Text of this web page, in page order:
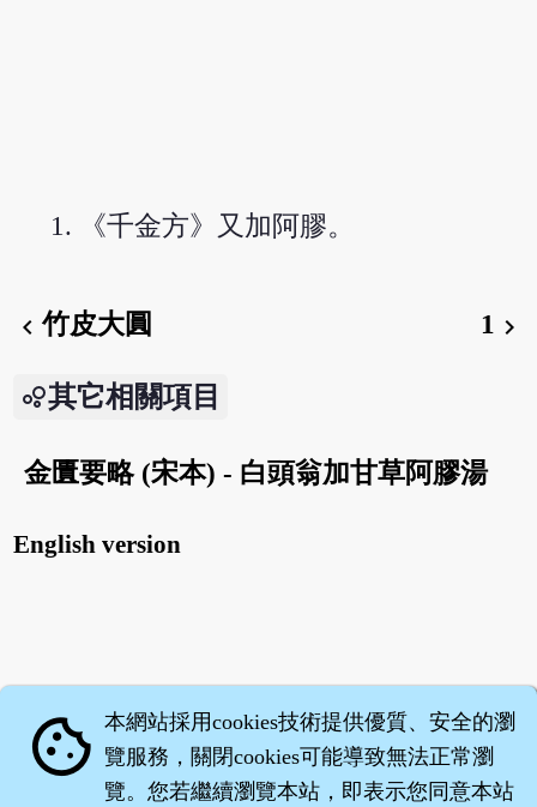
《千金方》又加阿膠。
chevron_left竹皮大圓 1 chevron_right
其它相關項目
金匱要略 (宋本) - 白頭翁加甘草阿膠湯
English version
cookie 本網站採用cookies技術提供優質、安全的瀏
覽服務，關閉cookies可能導致無法正常瀏
覽。您若繼續瀏覽本站，即表示您同意本站